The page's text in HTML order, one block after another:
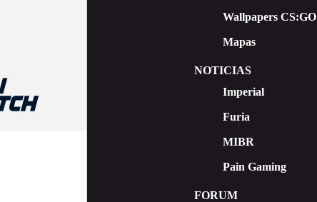
Wallpapers CS:GO
Mapas
NOTICIAS
Imperial
Furia
MIBR
Pain Gaming
FORUM